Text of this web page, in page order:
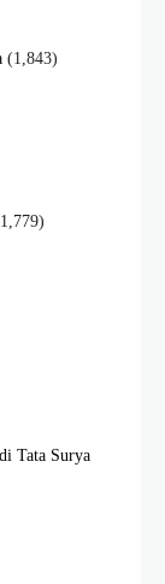
(1,843)
Tata Surya